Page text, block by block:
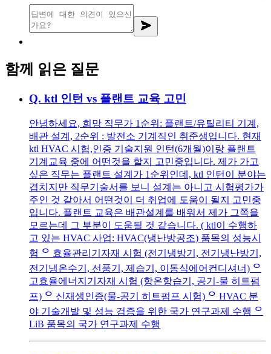
함께 읽은 질문
Q. ktl 인턴 vs 플랜트 교육 고민
안녕하세요, 희망 직무가 1순위: 플랜트/유틸리티 기계,
배관 설계, 2순위 : 발전소 기계직인 취준생입니다. 현재
ktl HVAC 시험,인증 기술지원 인턴(6개월)이랑 플랜트
기계교육 중에 어떤것을 할지 고민중입니다. 제가 가고
싶은 직무는 플랜트 설계가 1순위인데, ktl 인턴이 분야는
겹치지만 직무기술서를 보니 설계는 아니고 시험평가가
주인 것 같아서 어떤것이 더 취업에 도움이 될지 고민중
입니다. 플랜트 교육은 배관설계를 배워서 제가 그쪽을
모르는데 그 부분이 도움될 것 같습니다. ( ktl이 수행하
고 있는 HVAC 사업: HVAC(냉난방공조) 품목의 성능시
험 ᄋ 효율관리기자재 시험 (전기냉방기, 전기냉난방기,
전기냉온수기, 선풍기, 제습기, 이동식에어컨디셔너) ᄋ
고효율에너지기자재 시험 (항온항습기, 공기-물 히트펌
프) ᄋ 신재생인증(물-공기 히트펌프 시험) ᄋ HVAC 분
야 기술개발 및 성능 검증을 위한 국가 연구과제 수행 ᄋ
LiB 품목의 국가 연구과제 수행